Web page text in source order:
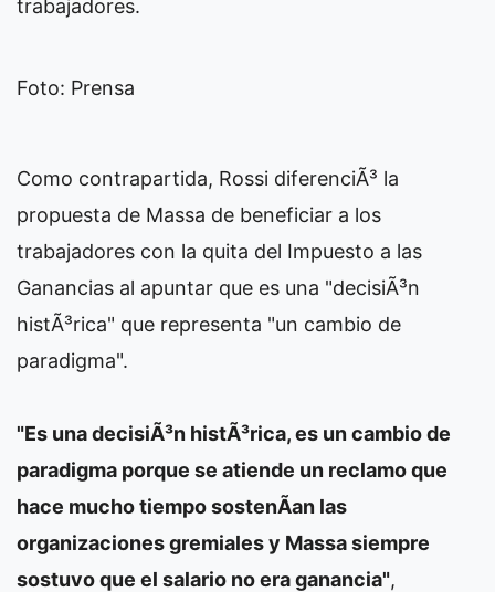
trabajadores.
Foto: Prensa
Como contrapartida, Rossi diferenciÃ³ la
propuesta de Massa de beneficiar a los
trabajadores con la quita del Impuesto a las
Ganancias al apuntar que es una "decisiÃ³n
histÃ³rica" que representa "un cambio de
paradigma".
"Es una decisiÃ³n histÃ³rica, es un cambio de
paradigma porque se atiende un reclamo que
hace mucho tiempo sostenÃ­an las
organizaciones gremiales y Massa siempre
sostuvo que el salario no era ganancia",